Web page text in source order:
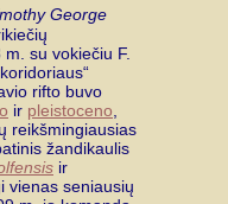
George
su vokiečiu F.
rifto buvo
ir pleistoceno
reikšmingiausias
žandikaulis
ir
vienas seniausių